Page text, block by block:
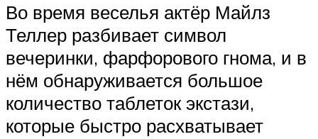
Во время веселья актёр Майлз
Теллер разбивает символ
вечеринки, фарфорового гнома, и в
нём обнаруживается большое
количество таблеток экстази,
которые быстро расхватывает